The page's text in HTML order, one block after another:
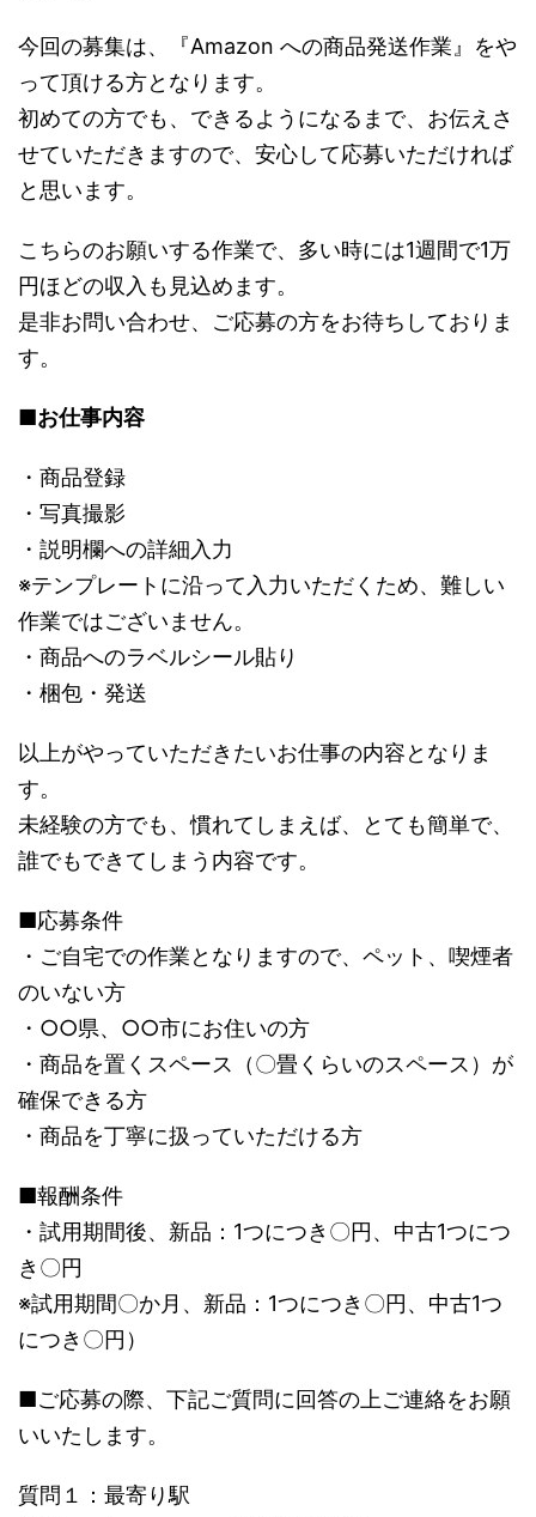
今回の募集は、『Amazon への商品発送作業』をや
って頂ける方となります。
初めての方でも、できるようになるまで、お伝えさ
せていただきますので、安心して応募いただければ
と思います。
こちらのお願いする作業で、多い時には1週間で1万
円ほどの収入も見込めます。
是非お問い合わせ、ご応募の方をお待ちしておりま
す。
■お仕事内容
・商品登録
・写真撮影
・説明欄への詳細入力
※テンプレートに沿って入力いただくため、難しい
作業ではございません。
・商品へのラベルシール貼り
・梱包・発送
以上がやっていただきたいお仕事の内容となりま
す。
未経験の方でも、慣れてしまえば、とても簡単で、
誰でもできてしまう内容です。
■応募条件
・ご自宅での作業となりますので、ペット、喫煙者
のいない方
・○○県、○○市にお住いの方
・商品を置くスペース（〇畳くらいのスペース）が
確保できる方
・商品を丁寧に扱っていただける方
■報酬条件
・試用期間後、新品：1つにつき〇円、中古1つにつ
き〇円
※試用期間〇か月、新品：1つにつき〇円、中古1つ
につき〇円）
■ご応募の際、下記ご質問に回答の上ご連絡をお願
いいたします。
質問１：最寄り駅